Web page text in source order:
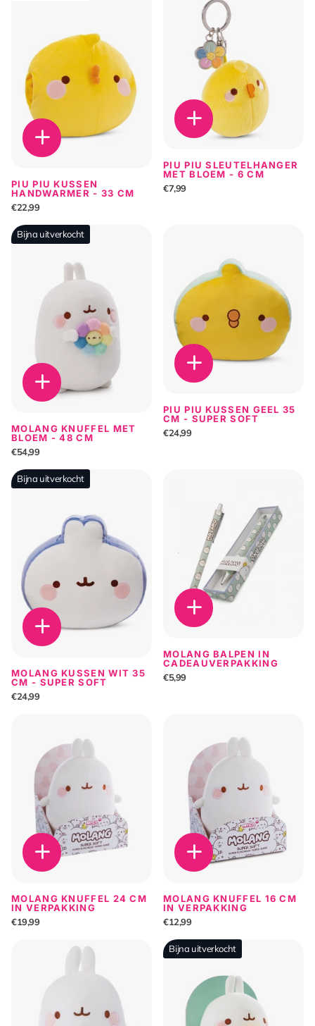
PIU PIU KUSSEN
HANDWARMER - 33 CM
€22,99
PIU PIU SLEUTELHANGER
MET BLOEM - 6 CM
€7,99
Bijna uitverkocht
MOLANG KNUFFEL MET
BLOEM - 48 CM
€54,99
PIU PIU KUSSEN GEEL 35
CM - SUPER SOFT
€24,99
Bijna uitverkocht
MOLANG KUSSEN WIT 35
CM - SUPER SOFT
€24,99
MOLANG BALPEN IN
CADEAUVERPAKKING
€5,99
MOLANG KNUFFEL 24 CM
IN VERPAKKING
€19,99
MOLANG KNUFFEL 16 CM
IN VERPAKKING
€12,99
Bijna uitverkocht